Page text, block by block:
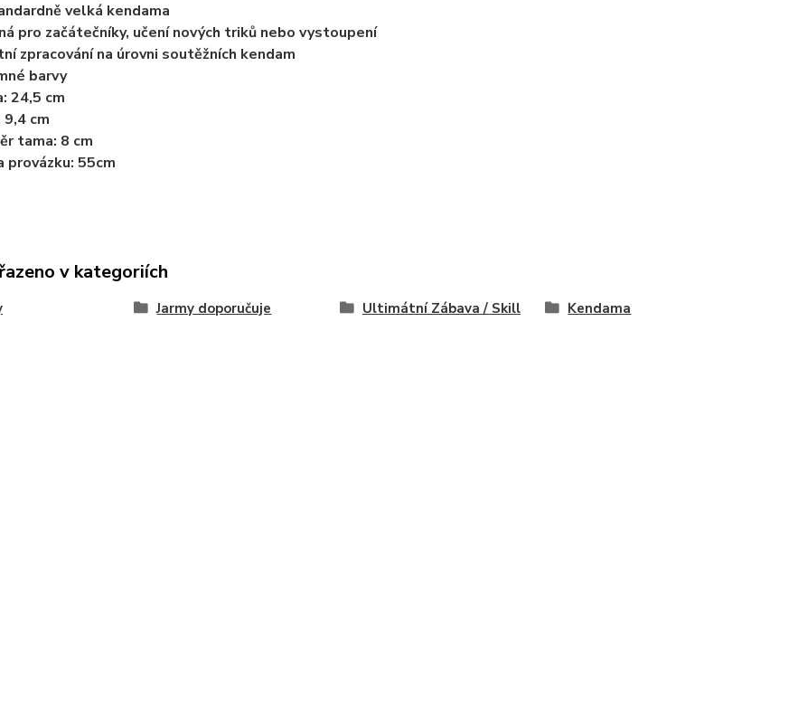
velká kendama
pro začátečníky, učení nových triků nebo vystoupení
zpracování na úrovni soutěžních kendam
barvy
24,5 cm
9,4 cm
tama: 8 cm
provázku: 55cm
v kategoriích
Jarmy doporučuje Ultimátní Zábava / Skill Kendama